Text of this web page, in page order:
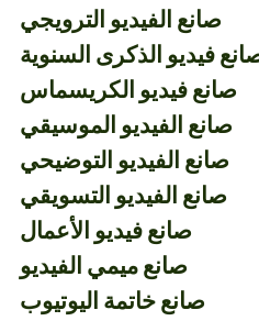
صانع الفيديو الترويجي
فيديو الذكرى السنوية
صانع فيديو الكريسماس
صانع الفيديو الموسيقي
صانع الفيديو التوضيحي
صانع الفيديو التسويقي
صانع فيديو الأعمال
صانع ميمي الفيديو
صانع خاتمة اليوتيوب